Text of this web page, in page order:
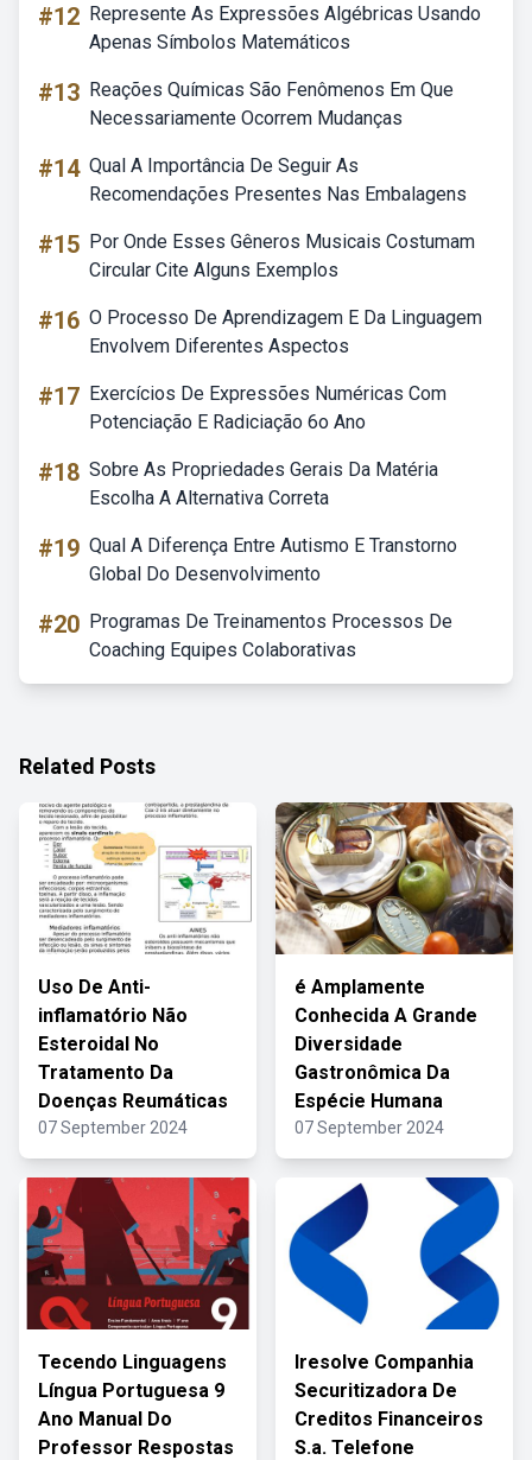
#12 Represente As Expressões Algébricas Usando
Apenas Símbolos Matemáticos
#13 Reações Químicas São Fenômenos Em Que
Necessariamente Ocorrem Mudanças
#14 Qual A Importância De Seguir As
Recomendações Presentes Nas Embalagens
#15 Por Onde Esses Gêneros Musicais Costumam
Circular Cite Alguns Exemplos
#16 O Processo De Aprendizagem E Da Linguagem
Envolvem Diferentes Aspectos
#17 Exercícios De Expressões Numéricas Com
Potenciação E Radiciação 6o Ano
#18 Sobre As Propriedades Gerais Da Matéria
Escolha A Alternativa Correta
#19 Qual A Diferença Entre Autismo E Transtorno
Global Do Desenvolvimento
#20 Programas De Treinamentos Processos De
Coaching Equipes Colaborativas
Related Posts
Uso De Anti-
inflamatório Não
Esteroidal No
Tratamento Da
Doenças Reumáticas
07 September 2024
é Amplamente
Conhecida A Grande
Diversidade
Gastronômica Da
Espécie Humana
07 September 2024
Tecendo Linguagens
Língua Portuguesa 9
Ano Manual Do
Professor Respostas
Iresolve Companhia
Securitizadora De
Creditos Financeiros
S.a. Telefone